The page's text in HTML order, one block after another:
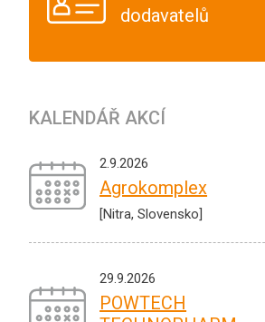
dodavatelů
KALENDÁŘ AKCÍ
2.9.2026
Agrokomplex
[Nitra, Slovensko]
29.9.2026
POWTECH